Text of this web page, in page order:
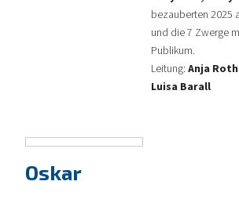
bezauberten 2025
und die 7 Zwerge
Publikum.
Leitung: Anja
Luisa Barall
Oskar